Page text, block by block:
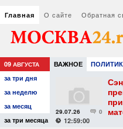
Главная О сайте Обратная
09 АВГУСТА ВАЖНОЕ
за три дня
за неделю
за месяц
за три месяца
советы для
0
29.07.26
12:59:00